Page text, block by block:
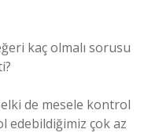
kaç olmalı sorusu
de mesele kontrol
edebildiğimiz çok az